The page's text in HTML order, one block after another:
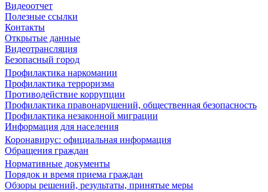
Видеоотчет
Полезные ссылки
Контакты
Открытые данные
Видеотрансляция
Безопасный город
Профилактика наркомании
Профилактика терроризма
Противодействие коррупции
Профилактика правонарушений, общественная безопасность
Профилактика незаконной миграции
Информация для населения
Коронавирус: официальная информация
Обращения граждан
Нормативные документы
Порядок и время приема граждан
Обзоры решений, результаты, принятые меры